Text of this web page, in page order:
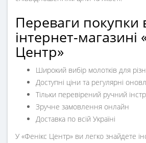
Переваги покупки
інтернет-магазині
Центр»
Широкий вибір молотків для
Доступні ціни та регулярні
Тільки перевірений ручний
Зручне замовлення онлайн
Доставка по всій Україні
У «Фенікс Центр» ви легко знайдете